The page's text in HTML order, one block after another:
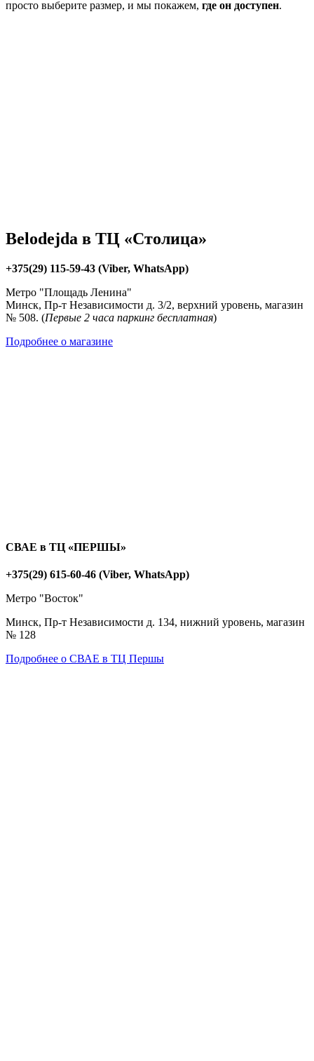
просто выберите размер, и мы покажем, где он доступен.
Belodejda в ТЦ «Столица»
+375(29) 115-59-43 (Viber, WhatsApp)
Метро "Площадь Ленина"
Минск, Пр-т Независимости д. 3/2, верхний уровень, магазин
№ 508. (Первые 2 часа паркинг бесплатная)
Подробнее о магазине
СВАЕ в ТЦ «ПЕРШЫ»
+375(29) 615-60-46 (Viber, WhatsApp)
Метро "Восток"
Минск, Пр-т Независимости д. 134, нижний уровень, магазин
№ 128
Подробнее о СВАЕ в ТЦ Першы